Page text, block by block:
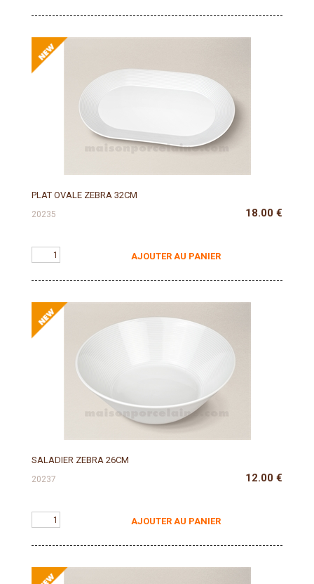
PLAT OVALE ZEBRA 32CM
20235 18.00 €
AJOUTER AU PANIER
SALADIER ZEBRA 26CM
20237 12.00 €
AJOUTER AU PANIER